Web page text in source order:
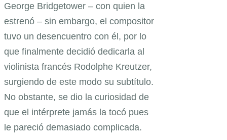
George Bridgetower – con quien la
estrenó – sin embargo, el compositor
tuvo un desencuentro con él, por lo
que finalmente decidió dedicarla al
violinista francés Rodolphe Kreutzer,
surgiendo de este modo su subtítulo.
No obstante, se dio la curiosidad de
que el intérprete jamás la tocó pues
le pareció demasiado complicada.